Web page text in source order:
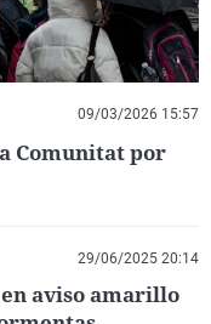
09/03/2026 15:57
Comunitat por
29/06/2025 20:14
aviso amarillo